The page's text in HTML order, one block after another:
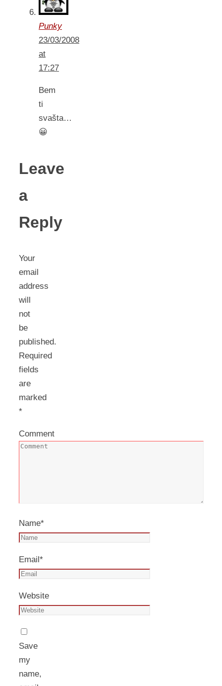
Punky
23/03/2008
at
17:27
Bem
ti
svašta…
😀
Leave
a
Reply
Your
email
address
will
not
be
published.
Required
fields
are
marked
*
Comment
Name*
Email*
Website
Save
my
name,